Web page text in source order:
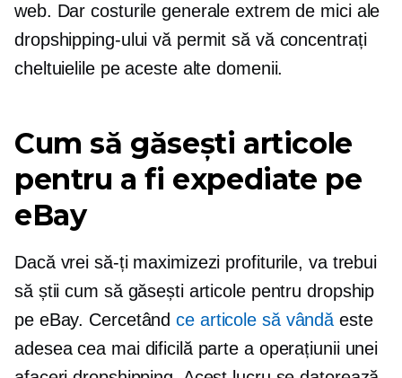
web. Dar costurile generale extrem de mici ale
dropshipping-ului vă permit să vă concentrați
cheltuielile pe aceste alte domenii.
Cum să găsești articole
pentru a fi expediate pe
eBay
Dacă vrei să-ți maximizezi profiturile, va trebui
să știi cum să găsești articole pentru dropship
pe eBay. Cercetândce articole să vândă este
adesea cea mai dificilă parte a operațiunii unei